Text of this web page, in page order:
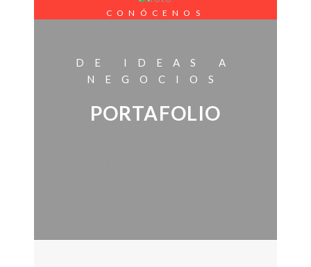
CONÓCENOS
DE IDEAS A
NEGOCIOS
PORTAFOLIO